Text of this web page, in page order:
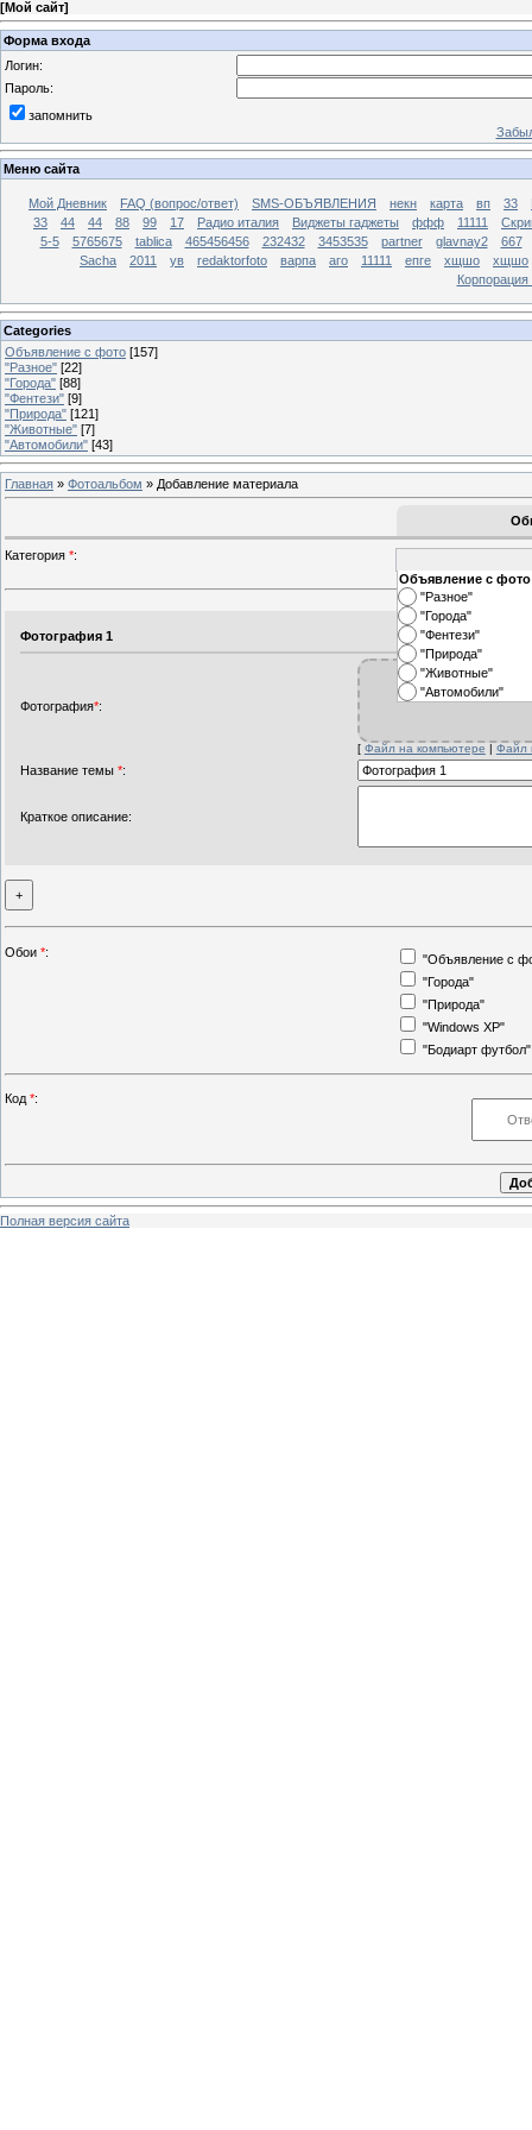
[Мой сайт]
Форма входа
Логин:
Пароль:
запомнить
Меню сайта
Мой Дневник FAQ (вопрос/ответ) SMS-ОБЪЯВЛЕНИЯ некн карта вп 33
33
44 44 88 99 17 Радио италия Виджеты гаджеты ффф 11111
5-5
5765675 tablica 465456456 232432 3453535 partner glavnay2
667
Sacha
2011 ув redaktorfoto варпа аго 11111 епге хщшо
хщшо
Корпорация
Categories
Объявление с фото [157]
"Разное" [22]
"Города" [88]
"Фентези" [9]
"Природа" [121]
"Животные" [7]
"Автомобили" [43]
Главная » Фотоальбом » Добавление материала
Категория *:
Объявление с фото
"Разное"
"Города"
"Фентези"
"Природа"
"Животные"
"Автомобили"
Фотография 1
Фотография*:
[ Файл на компьютере | Файл
Название темы *:
Краткое описание:
Обои *:
"Объявление с
"Города"
"Природа"
"Windows XP"
"Бодиарт футбол"
Код *:
Полная версия сайта